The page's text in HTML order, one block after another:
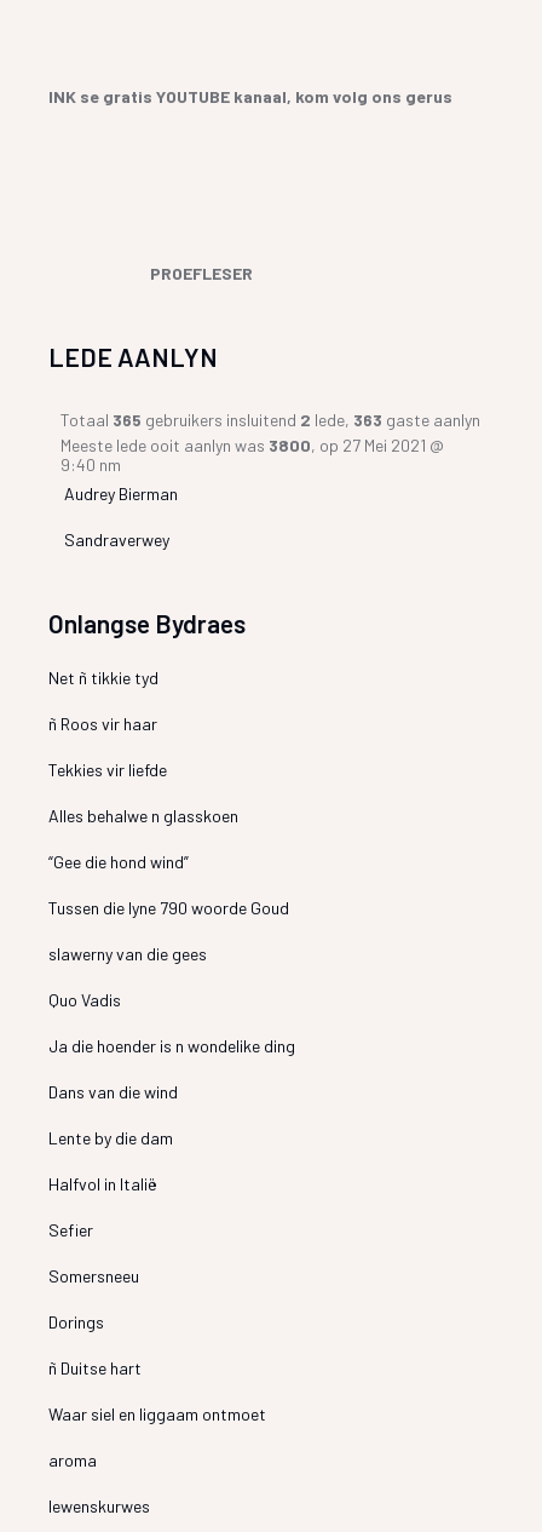
INK se gratis YOUTUBE kanaal, kom volg ons gerus
PROEFLESER
LEDE AANLYN
Totaal 365 gebruikers insluitend 2 lede, 363 gaste aanlyn
Meeste lede ooit aanlyn was 3800, op 27 Mei 2021 @
9:40 nm
Audrey Bierman
Sandraverwey
Onlangse Bydraes
Net ñ tikkie tyd
ñ Roos vir haar
Tekkies vir liefde
Alles behalwe n glasskoen
“Gee die hond wind”
Tussen die lyne 790 woorde Goud
slawerny van die gees
Quo Vadis
Ja die hoender is n wondelike ding
Dans van die wind
Lente by die dam
Halfvol in Italië
Sefier
Somersneeu
Dorings
ñ Duitse hart
Waar siel en liggaam ontmoet
aroma
lewenskurwes